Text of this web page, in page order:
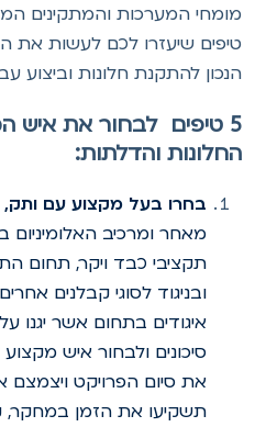
המערכות והמתקינים
שיעזרו לכם לעשות את
להתקנת חלונות וביצוע
5 טיפים לבחור את איש
והדלתות:
בחרו בעל מקצוע עם ותק,
מאחר ומרכיב האלומיניום
תקציבי כבד ויקר, תחום
ובניגוד לסוגי קבלנים
איגודים בתחום אשר יגנו
סיכונים ולבחור איש מקצוע
את סיום הפרויקט ויצמצם את
תשקיעו את הזמן במחקר,